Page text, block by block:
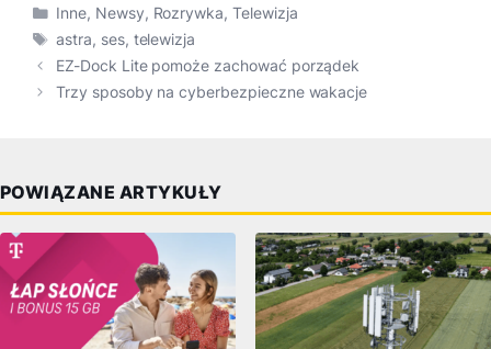
Kategorie
Inne, Newsy, Rozrywka,Telewizja
Tagi
astra, ses, telewizja
EZ-Dock Lite pomoże zachować porządek
Trzy sposoby na cyberbezpieczne wakacje
POWIĄZANE ARTYKUŁY